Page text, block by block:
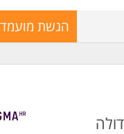
מיועדת לנשים ולגברים
הגשת